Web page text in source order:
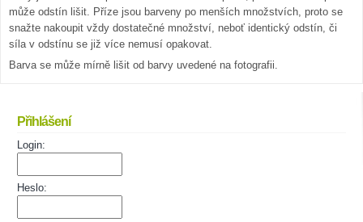
může odstín lišit. Příze jsou barveny po menších množstvích, proto se
snažte nakoupit vždy dostatečné množství, neboť identický odstín, či
síla v odstínu se již více nemusí opakovat.
Barva se může mírně lišit od barvy uvedené na fotografii.
Přihlášení
Login:
Heslo: